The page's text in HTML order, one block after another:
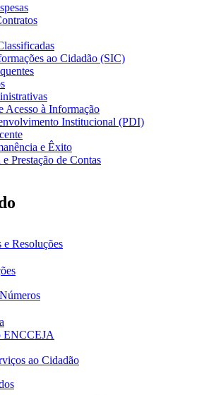
ao Cidadão (SIC)
Acesso à Informação
Institucional (PDI)
e Êxito
Prestação de Contas
e Resoluções
ENCCEJA
ao Cidadão